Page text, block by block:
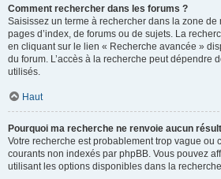
Comment rechercher dans les forums ?
Saisissez un terme à rechercher dans la zone
pages d’index, de forums ou de sujets. La
en cliquant sur le lien « Recherche avancée »
du forum. L’accès à la recherche peut dépendre
utilisés.
Haut
Pourquoi ma recherche ne renvoie aucun
Votre recherche est probablement trop vague ou
courants non indexés par phpBB. Vous pouvez
utilisant les options disponibles dans la